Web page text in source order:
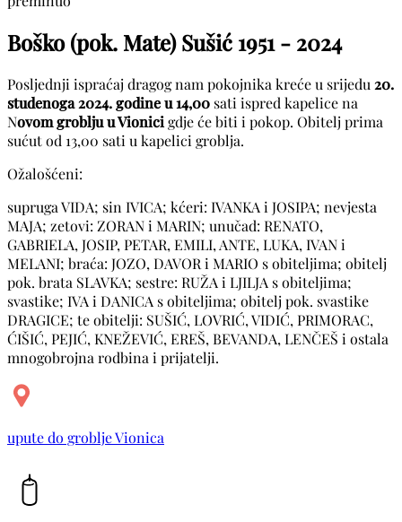
Boško (pok. Mate) Sušić 1951 - 2024
Posljednji ispraćaj dragog nam pokojnika kreće u srijedu 20.
studenoga 2024. godine u 14,00 sati ispred kapelice na
Novom groblju u Vionicigdje će biti i pokop. Obitelj prima
sućut od 13,00 sati u kapelici groblja.
Ožalošćeni:
supruga VIDA; sin IVICA; kćeri: IVANKA i JOSIPA; nevjesta
MAJA; zetovi: ZORAN i MARIN; unučad: RENATO,
GABRIELA, JOSIP, PETAR, EMILI, ANTE, LUKA, IVAN i
MELANI; braća: JOZO, DAVOR i MARIO s obiteljima; obitelj
pok. brata SLAVKA; sestre: RUŽA i LJILJA s obiteljima;
svastike; IVA i DANICA s obiteljima; obitelj pok. svastike
DRAGICE; te obitelji: SUŠIĆ, LOVRIĆ, VIDIĆ, PRIMORAC,
ĆIŠIĆ, PEJIĆ, KNEŽEVIĆ, EREŠ, BEVANDA, LENČEŠ i ostala
mnogobrojna rodbina i prijatelji.
upute do groblje Vionica